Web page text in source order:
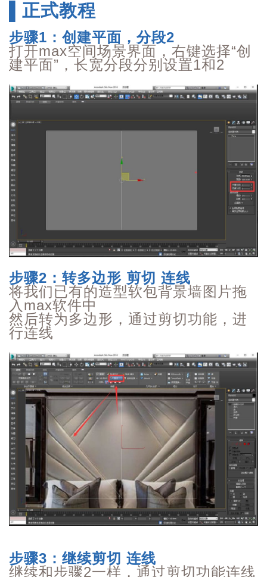
▌正式教程
步骤1：创建平面，分段2
打开max空间场景界面，右键选择“创
建平面”，长宽分段分别设置1和2
步骤2：转多边形 剪切 连线
将我们已有的造型软包背景墙图片拖
入max软件中
然后转为多边形，通过剪切功能，进
行连线
步骤3：继续剪切 连线
继续和步骤2一样，通过剪切功能连线